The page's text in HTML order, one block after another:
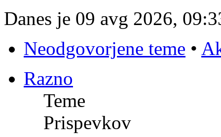
Danes je 09 avg 2026,
Neodgovorjene teme •
Razno
Teme
Prispevkov